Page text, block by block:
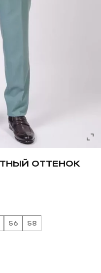
ОТТЕНОК
56
58